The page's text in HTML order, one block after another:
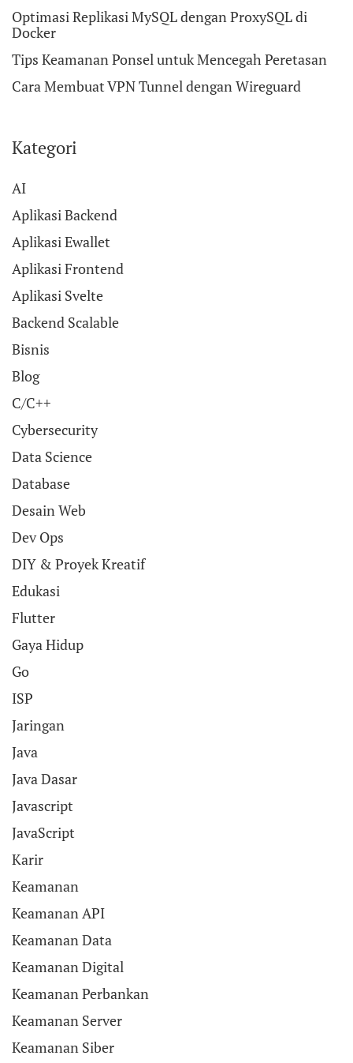
Optimasi Replikasi MySQL dengan ProxySQL di
Docker
Tips Keamanan Ponsel untuk Mencegah Peretasan
Cara Membuat VPN Tunnel dengan Wireguard
Kategori
AI
Aplikasi Backend
Aplikasi Ewallet
Aplikasi Frontend
Aplikasi Svelte
Backend Scalable
Bisnis
Blog
C/C++
Cybersecurity
Data Science
Database
Desain Web
Dev Ops
DIY & Proyek Kreatif
Edukasi
Flutter
Gaya Hidup
Go
ISP
Jaringan
Java
Java Dasar
Javascript
JavaScript
Karir
Keamanan
Keamanan API
Keamanan Data
Keamanan Digital
Keamanan Perbankan
Keamanan Server
Keamanan Siber